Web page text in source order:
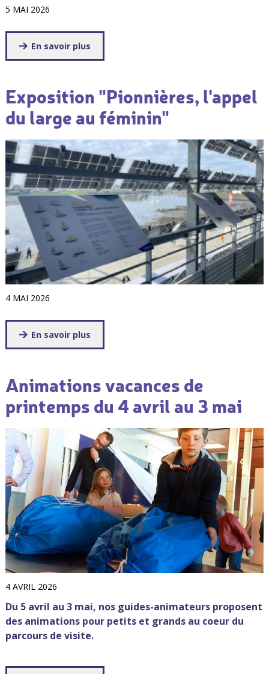
5 MAI 2026
En savoir plus
Exposition "Pionnières, l'appel
du large au féminin"
4 MAI 2026
En savoir plus
Animations vacances de
printemps du 4 avril au 3 mai
4 AVRIL 2026
Du 5 avril au 3 mai, nos guides-animateurs proposent
des animations pour petits et grands au coeur du
parcours de visite.